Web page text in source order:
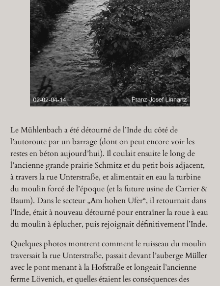
Le Mühlenbach a été détourné de l’Inde du côté de
l’autoroute par un barrage (dont on peut encore voir les
restes en béton aujourd’hui). Il coulait ensuite le long de
l’ancienne grande prairie Schmitz et du petit bois adjacent,
à travers la rue Unterstraße, et alimentait en eau la turbine
du moulin forcé de l’époque (et la future usine de Carrier &
Baum). Dans le secteur „Am hohen Ufer“, il retournait dans
l’Inde, était à nouveau détourné pour entraîner la roue à eau
du moulin à éplucher, puis rejoignait définitivement l’Inde.
Quelques photos montrent comment le ruisseau du moulin
traversait la rue Unterstraße, passait devant l’auberge Müller
avec le pont menant à la Hofstraße et longeait l’ancienne
ferme Lövenich, et quelles étaient les conséquences des